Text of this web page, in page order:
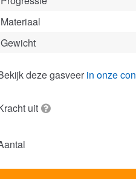
Bekijk deze gasveer
Kracht uit
Aantal